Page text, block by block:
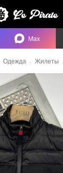
Одежда Жилеты
Max